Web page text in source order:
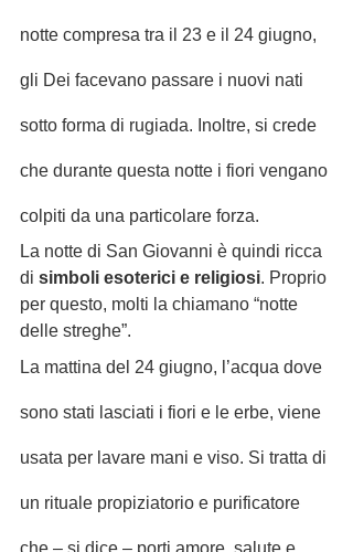
notte compresa tra il 23 e il 24 giugno,
gli Dei facevano passare i nuovi nati
sotto forma di rugiada. Inoltre, si crede
che durante questa notte i fiori vengano
colpiti da una particolare forza.
La notte di San Giovanni è quindi ricca
di simboli esoterici e religiosi. Proprio
per questo, molti la chiamano “notte
delle streghe”.
La mattina del 24 giugno, l’acqua dove
sono stati lasciati i fiori e le erbe, viene
usata per lavare mani e viso. Si tratta di
un rituale propiziatorio e purificatore
che – si dice – porti amore, salute e